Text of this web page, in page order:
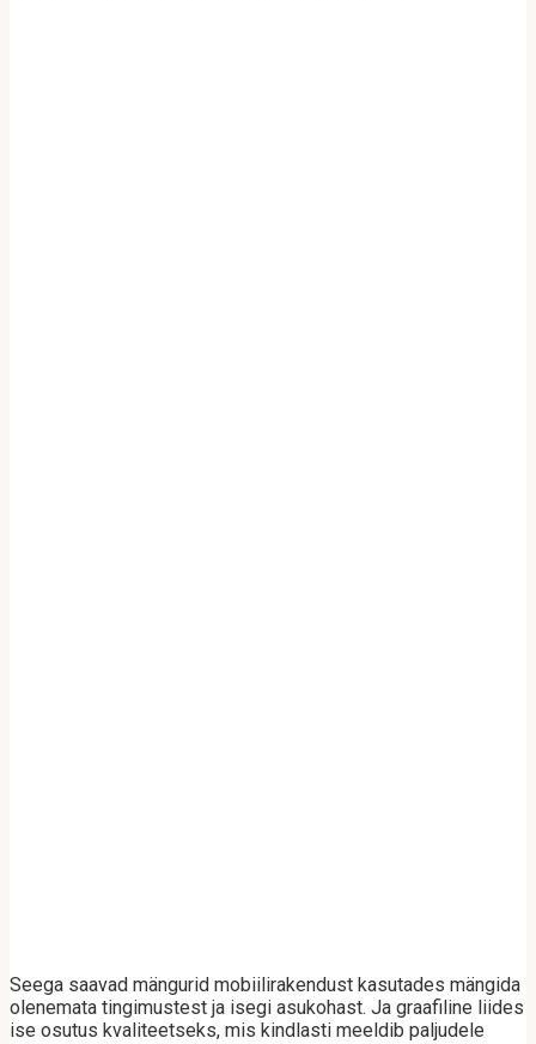
Seega saavad mängurid mobiilirakendust kasutades mängida
olenemata tingimustest ja isegi asukohast. Ja graafiline liides
ise osutus kvaliteetseks, mis kindlasti meeldib paljudele